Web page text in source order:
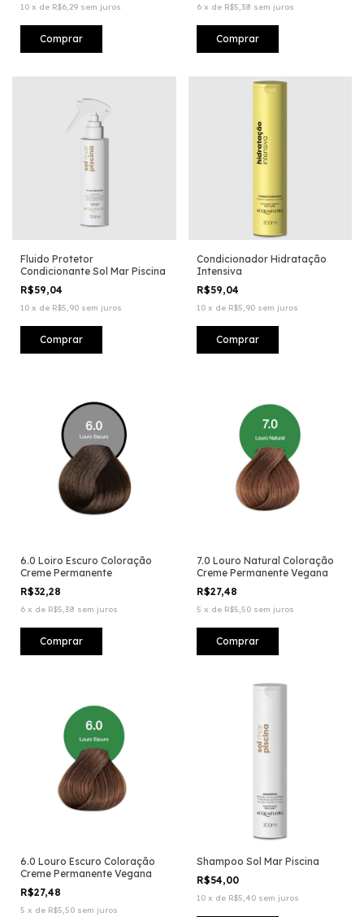
10 x de R$6,29 sem juros 6 x de R$5,38 sem juros
Fluido Protetor
Condicionante Sol Mar Piscina
R$59,04
10 x de R$5,90 sem juros
Condicionador Hidratação
Intensiva
R$59,04
10 x de R$5,90 sem juros
6.0 Loiro Escuro Coloração
Creme Permanente
R$32,28
6 x de R$5,38 sem juros
7.0 Louro Natural Coloração
Creme Permanente Vegana
R$27,48
5 x de R$5,50 sem juros
6.0 Louro Escuro Coloração
Creme Permanente Vegana
R$27,48
5 x de R$5,50 sem juros
Shampoo Sol Mar Piscina
R$54,00
10 x de R$5,40 sem juros